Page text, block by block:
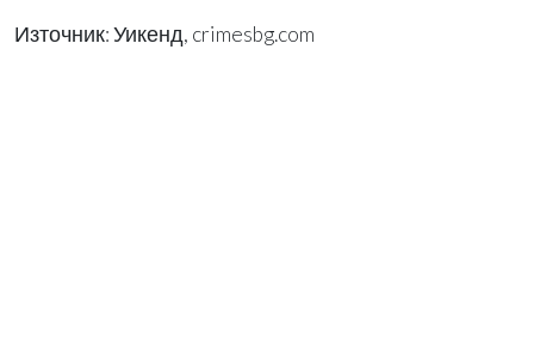
Източник: Уикенд, crimesbg.com